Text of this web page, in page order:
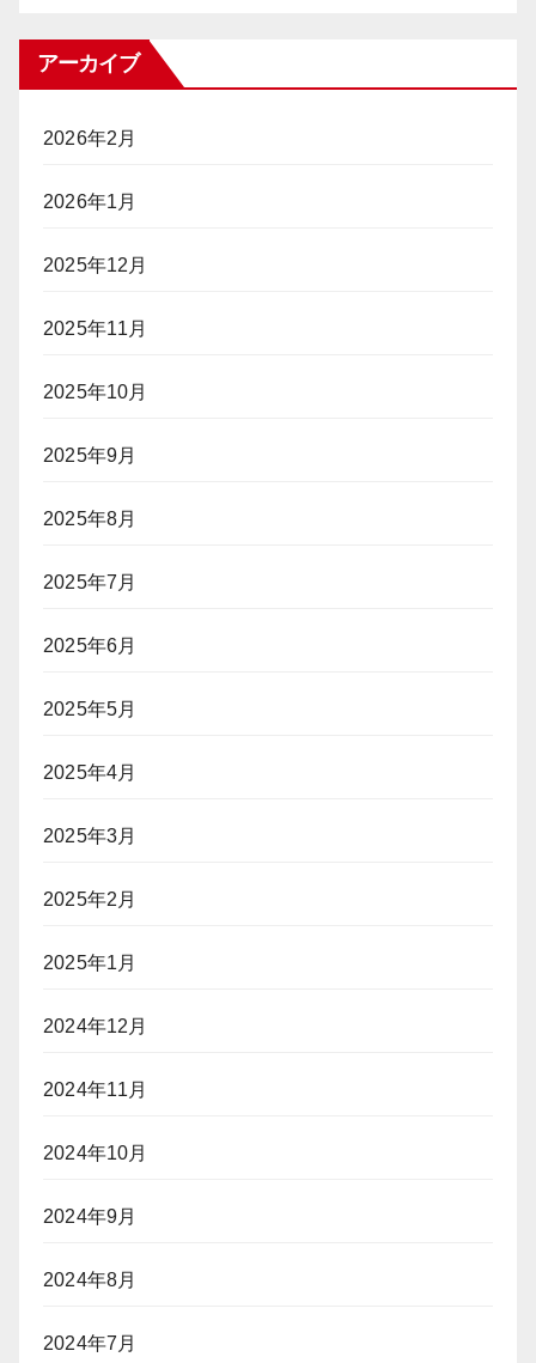
アーカイブ
2026年2月
2026年1月
2025年12月
2025年11月
2025年10月
2025年9月
2025年8月
2025年7月
2025年6月
2025年5月
2025年4月
2025年3月
2025年2月
2025年1月
2024年12月
2024年11月
2024年10月
2024年9月
2024年8月
2024年7月